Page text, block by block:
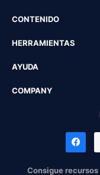
CONTENIDO
HERRAMIENTAS
AYUDA
COMPANY
Consigue